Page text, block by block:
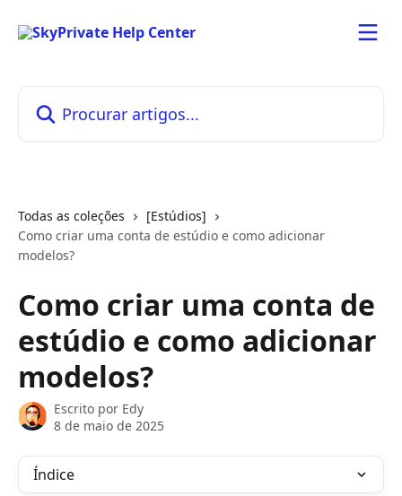
Todas as coleções
[Estúdios]
Como criar uma conta de estúdio e como adicionar
modelos?
Como criar uma conta de
estúdio e como adicionar
modelos?
Escrito por Edy
8 de maio de 2025
Índice